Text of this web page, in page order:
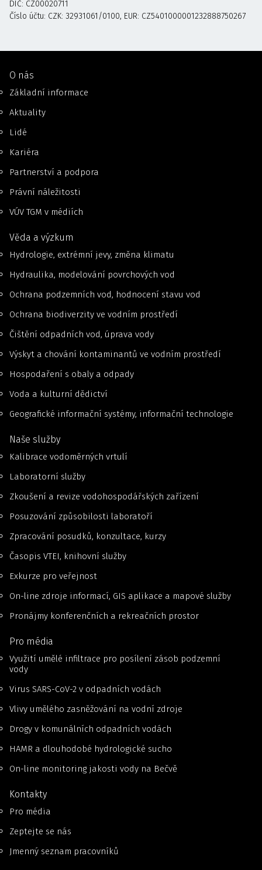
DIČ: CZ00020711
Číslo účtu: CZK: 32931061/0100, EUR: CZ5401000001232888750267
O nás
Základní informace
Aktuality
Lidé
Kariéra
Partnerství a podpora
Právní náležitosti
VÚV TGM v médiích
Věda a výzkum
Hydrologie, extrémní jevy, změna klimatu
Hydraulika, modelování povrchových vod
Ochrana podzemních vod, hodnocení stavu vod
Ochrana biodiverzity ve vodním prostředí
Čištění odpadních vod, úprava vody
Výskyt a chování kontaminantů ve vodním prostředí
Hospodaření s obaly a odpady
Voda a kulturní dědictví
Geografické informační systémy, informační technologie
Naše služby
Kalibrace vodoměrných vrtulí
Laboratorní služby
Zkoušení a revize vodohospodářských zařízení
Posuzování způsobilosti laboratoří
Zpracování posudků, konzultace, kurzy
Časopis VTEI, knihovní služby
Exkurze pro veřejnost
On-line zdroje informací, GIS aplikace a mapové služby
Pronájmy konferenčních a rekreačních prostor
Pro média
Využití umělé infiltrace pro posílení zásob podzemní
vody
Virus SARS-CoV-2 v odpadních vodách
Vlivy umělého zasněžování na vodní zdroje
Drogy v komunálních odpadních vodách
HAMR a dlouhodobé hydrologické sucho
On-line monitoring jakosti vody na Bečvě
Kontakty
Pro média
Zeptejte se nás
Jmenný seznam pracovníků